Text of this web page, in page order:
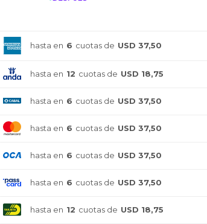
hasta en 6 cuotas de USD 37,50
hasta en 12 cuotas de USD 18,75
hasta en 6 cuotas de USD 37,50
hasta en 6 cuotas de USD 37,50
hasta en 6 cuotas de USD 37,50
hasta en 6 cuotas de USD 37,50
hasta en 12 cuotas de USD 18,75